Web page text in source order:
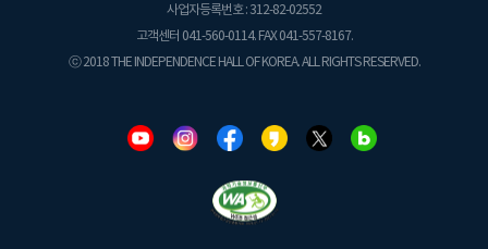
사업자등록번호 : 312-82-02552
고객센터 041-560-0114. FAX 041-557-8167.
ⓒ 2018 THE INDEPENDENCE HALL OF KOREA. ALL RIGHTS RESERVED.